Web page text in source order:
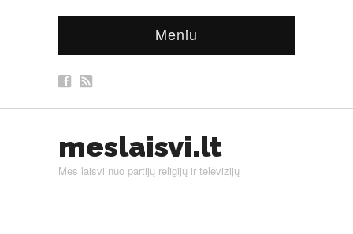
Meniu
meslaisvi.lt
Mes laisvi nuo partijų religijų ir televizijų